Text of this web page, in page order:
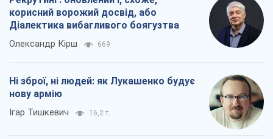
корисний ворожий досвід, або
Діалектика вибагливого боягузтва
Олександр Кірш 669
Ні зброї, ні людей: як Лукашенко будує
нову армію
Ігар Тишкевич 16,2 т.